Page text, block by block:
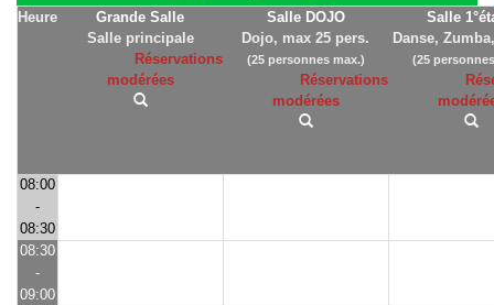
Heure
Grande Salle
Salle principale
Réservations
modérées
Salle DOJO
Dojo, max 25 pers.
(25 personnes max.)
Réservations
modérées
Salle
Danse,
(25
08:00
-
08:30
08:30
-
09:00